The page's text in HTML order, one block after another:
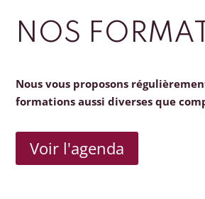
NOS
Nous vous proposons
formations aussi diverses que
Voir l'agenda